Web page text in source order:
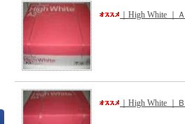
｜High White ｜
｜High White ｜